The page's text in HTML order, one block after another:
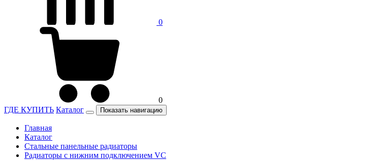
0
0
ГДЕ КУПИТЬ Каталог Показать навигацию
Главная
Каталог
Стальные панельные радиаторы
Радиаторы c нижним подключением VC